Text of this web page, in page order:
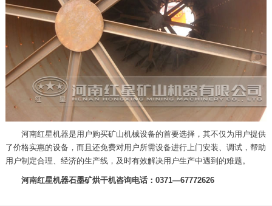
河南红星机器是用户购买矿山机械设备的首要选择，其不仅为用户提供
了价格实惠的设备，而且还免费对用户所需设备进行上门安装、调试，帮助
用户制定合理、经济的生产线，及时有效解决用户生产中遇到的难题。
河南红星机器石墨矿烘干机咨询电话：0371—67772626